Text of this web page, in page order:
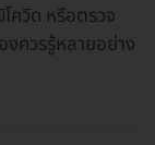
ควรรู้หลายอย่าง